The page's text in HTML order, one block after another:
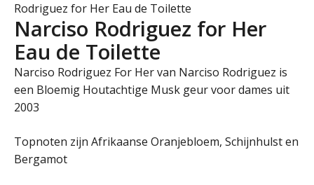
Rodriguez for Her Eau de Toilette
Narciso Rodriguez for Her
Eau de Toilette
Narciso Rodriguez For Her van Narciso Rodriguez is
een Bloemig Houtachtige Musk geur voor dames uit
2003
Topnoten zijn Afrikaanse Oranjebloem, Schijnhulst en
Bergamot